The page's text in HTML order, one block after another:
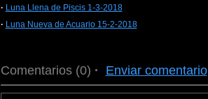
· Luna Llena de Piscis 1-3-2018
· Luna Nueva de Acuario 15-2-2018
Comentarios (0) · Enviar comentario